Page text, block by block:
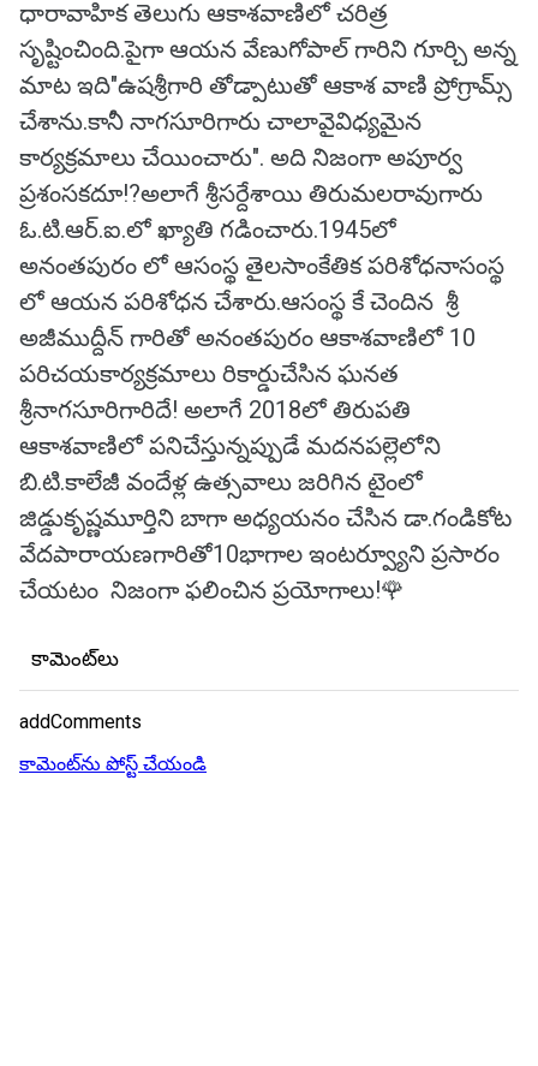
ధారావాహిక తెలుగు ఆకాశవాణిలో చరిత్ర
సృష్టించింది.పైగా ఆయన వేణుగోపాల్ గారిని గూర్చి అన్న
మాట ఇది"ఉషశ్రీగారి తోడ్పాటుతో ఆకాశ వాణి ప్రోగ్రామ్స్
చేశాను.కానీ నాగసూరిగారు చాలావైవిధ్యమైన
కార్యక్రమాలు చేయించారు". అది నిజంగా అపూర్వ
ప్రశంసకదూ!?అలాగే శ్రీసర్దేశాయి తిరుమలరావుగారు
ఓ.టి.ఆర్.ఐ.లో ఖ్యాతి గడించారు.1945లో
అనంతపురం లో ఆసంస్థ తైలసాంకేతిక పరిశోధనాసంస్థ
లో ఆయన పరిశోధన చేశారు.ఆసంస్థ కే చెందిన శ్రీ
అజీముద్దీన్ గారితో అనంతపురం ఆకాశవాణిలో 10
పరిచయకార్యక్రమాలు రికార్డుచేసిన ఘనత
శ్రీనాగసూరిగారిదే! అలాగే 2018లో తిరుపతి
ఆకాశవాణిలో పనిచేస్తున్నప్పుడే మదనపల్లెలోని
బి.టి.కాలేజీ వందేళ్ల ఉత్సవాలు జరిగిన టైంలో
జిడ్డుకృష్ణమూర్తిని బాగా అధ్యయనం చేసిన డా.గండికోట
వేదపారాయణగారితో10భాగాల ఇంటర్వ్యూని ప్రసారం
చేయటం నిజంగా ఫలించిన ప్రయోగాలు!🌹
కామెంట్‌లు
addComments
కామెంట్‌ను పోస్ట్ చేయండి